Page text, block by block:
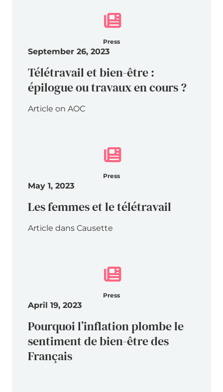
Press
September 26, 2023
Télétravail et bien-être :
épilogue ou travaux en cours ?
Article on AOC
Press
May 1, 2023
Les femmes et le télétravail
Article dans Causette
Press
April 19, 2023
Pourquoi l’inflation plombe le
sentiment de bien-être des
Français